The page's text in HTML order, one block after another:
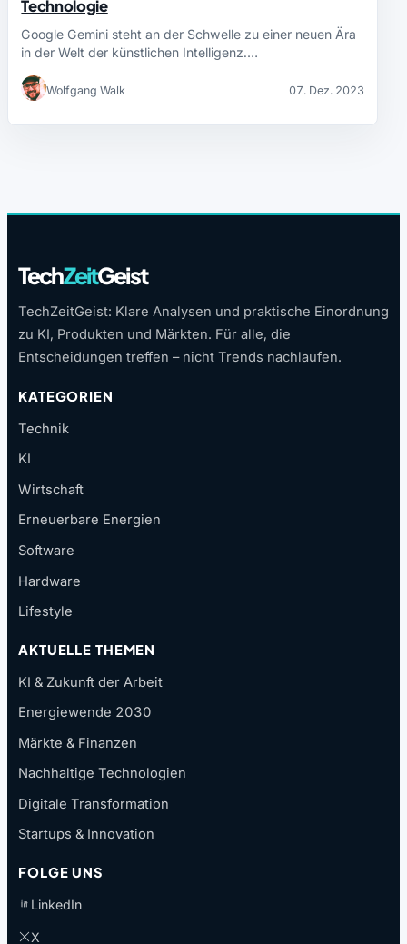
Technologie
Google Gemini steht an der Schwelle zu einer neuen Ära
in der Welt der künstlichen Intelligenz.…
Wolfgang Walk 07. Dez. 2023
TechZeitGeist
TechZeitGeist: Klare Analysen und praktische Einordnung
zu KI, Produkten und Märkten. Für alle, die
Entscheidungen treffen – nicht Trends nachlaufen.
KATEGORIEN
Technik
KI
Wirtschaft
Erneuerbare Energien
Software
Hardware
Lifestyle
AKTUELLE THEMEN
KI & Zukunft der Arbeit
Energiewende 2030
Märkte & Finanzen
Nachhaltige Technologien
Digitale Transformation
Startups & Innovation
FOLGE UNS
LinkedIn
X